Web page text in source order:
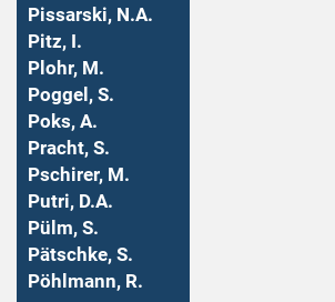
Pissarski, N.A.
Pitz, I.
Plohr, M.
Poggel, S.
Poks, A.
Pracht, S.
Pschirer, M.
Putri, D.A.
Pülm, S.
Pätschke, S.
Pöhlmann, R.